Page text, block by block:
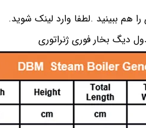
هم ببینید .لطفا وارد لینک شوید.
دیگ بخار فوری ژنراتوری